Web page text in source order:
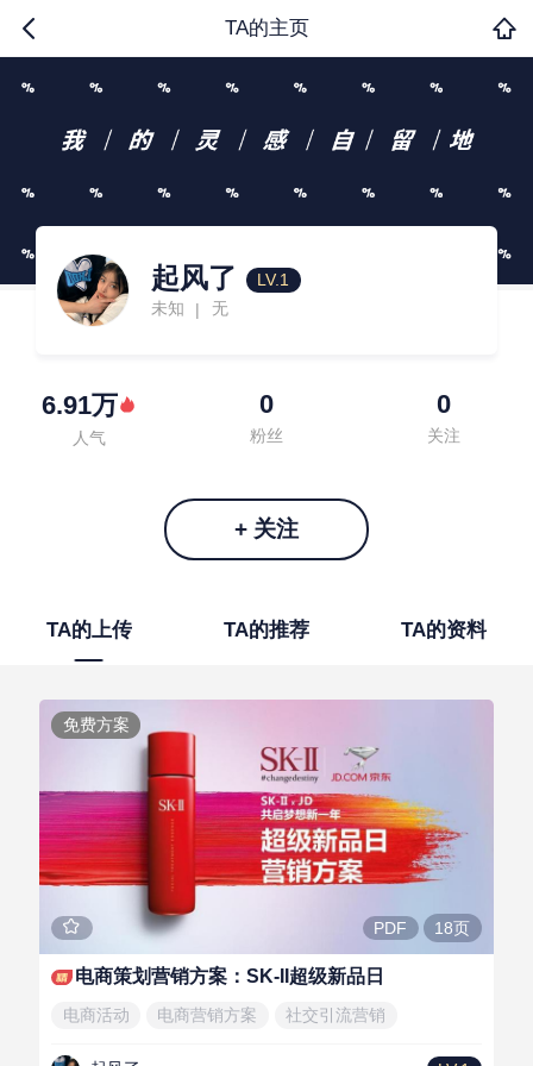
TA的主页
起风了
LV.1
未知
| 无
6.91万
人气
0
粉丝
0
关注
+ 关注
TA的上传 TA的推荐 TA的资料
免费方案
PDF 18页
电商策划营销方案：SK-II超级新品日
电商活动 电商营销方案 社交引流营销